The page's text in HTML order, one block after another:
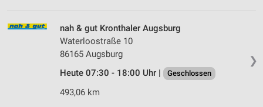
❯
nah & gut Kronthaler Augsburg
Waterloostraße 10
86165 Augsburg
Heute 07:30 - 18:00 Uhr |
Geschlossen
493,06 km